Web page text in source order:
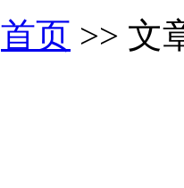
首页 >> 文